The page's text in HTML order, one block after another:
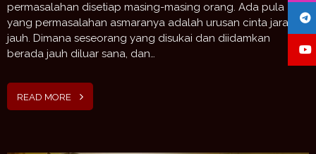
permasalahan disetiap masing-masing orang. Ada pula
yang permasalahan asmaranya adalah urusan cinta jarak
jauh. Dimana seseorang yang disukai dan diidamkan
berada jauh diluar sana, dan…
READ MORE